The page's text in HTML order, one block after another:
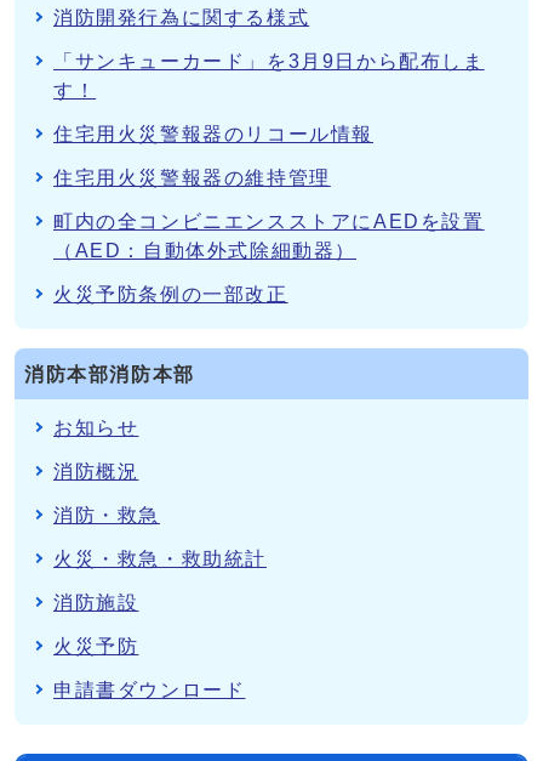
消防開発行為に関する様式
「サンキューカード」を3月9日から配布しま
す！
住宅用火災警報器のリコール情報
住宅用火災警報器の維持管理
町内の全コンビニエンスストアにAEDを設置
（AED：自動体外式除細動器）
火災予防条例の一部改正
消防本部消防本部
お知らせ
消防概況
消防・救急
火災・救急・救助統計
消防施設
火災予防
申請書ダウンロード